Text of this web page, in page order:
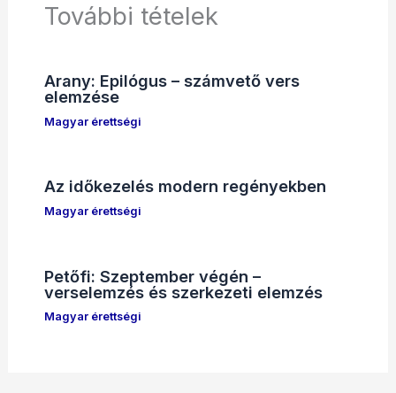
További tételek
Arany: Epilógus – számvető vers
elemzése
Magyar érettségi
Az időkezelés modern regényekben
Magyar érettségi
Petőfi: Szeptember végén –
verselemzés és szerkezeti elemzés
Magyar érettségi